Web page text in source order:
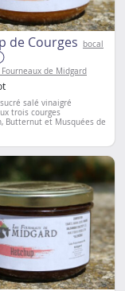
de Courges
bocal
Fourneaux de Midgard
salé vinaigré
trois courges
Butternut et Musquées de